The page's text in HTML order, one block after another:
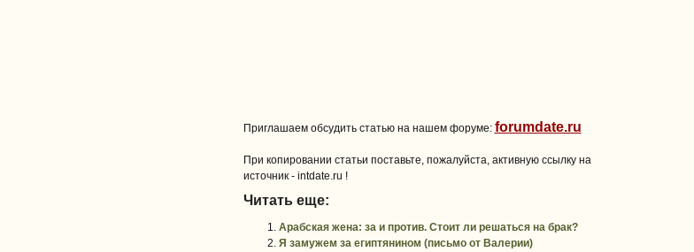
Приглашаем обсудить статью на нашем форуме: forumdate.ru
При копировании статьи поставьте, пожалуйста, активную ссылку на
источник - intdate.ru !
Читать еще:
Арабская жена: за и против. Стоит ли решаться на брак?
Я замужем за египтянином (письмо от Валерии)